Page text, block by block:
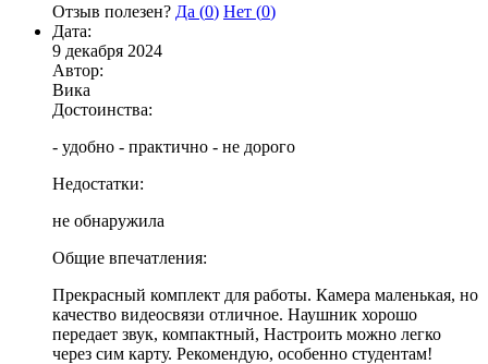
Отзыв полезен? Да (0) Нет (0)
Дата:
9 декабря 2024
Автор:
Вика
Достоинства:
- удобно - практично - не дорого
Недостатки:
не обнаружила
Общие впечатления:
Прекрасный комплект для работы. Камера маленькая, но
качество видеосвязи отличное. Наушник хорошо
передает звук, компактный, Настроить можно легко
через сим карту. Рекомендую, особенно студентам!